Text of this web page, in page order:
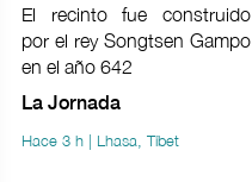
El recinto fue construido
por el rey Songtsen Gampo
en el año 642
La Jornada
Hace 3 h | Lhasa, Tíbet